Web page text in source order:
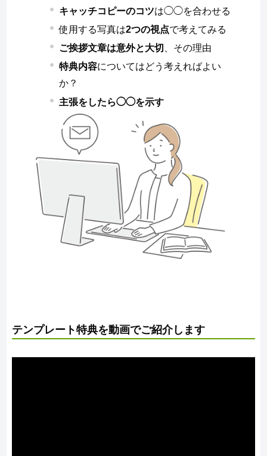
キャッチコピーのコツは◯◯を合わせる
使用する写真は2つの視点で考えてみる
ご挨拶文章は意外と大切
、その理由
特典内容についてはどう考えればよい
か？
主張をしたら◯◯を示す
テンプレート特典を動画でご紹介します